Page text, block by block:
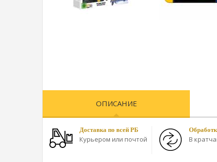
ОПИСАНИЕ
Доставка по всей РБ
Курьером или почтой В